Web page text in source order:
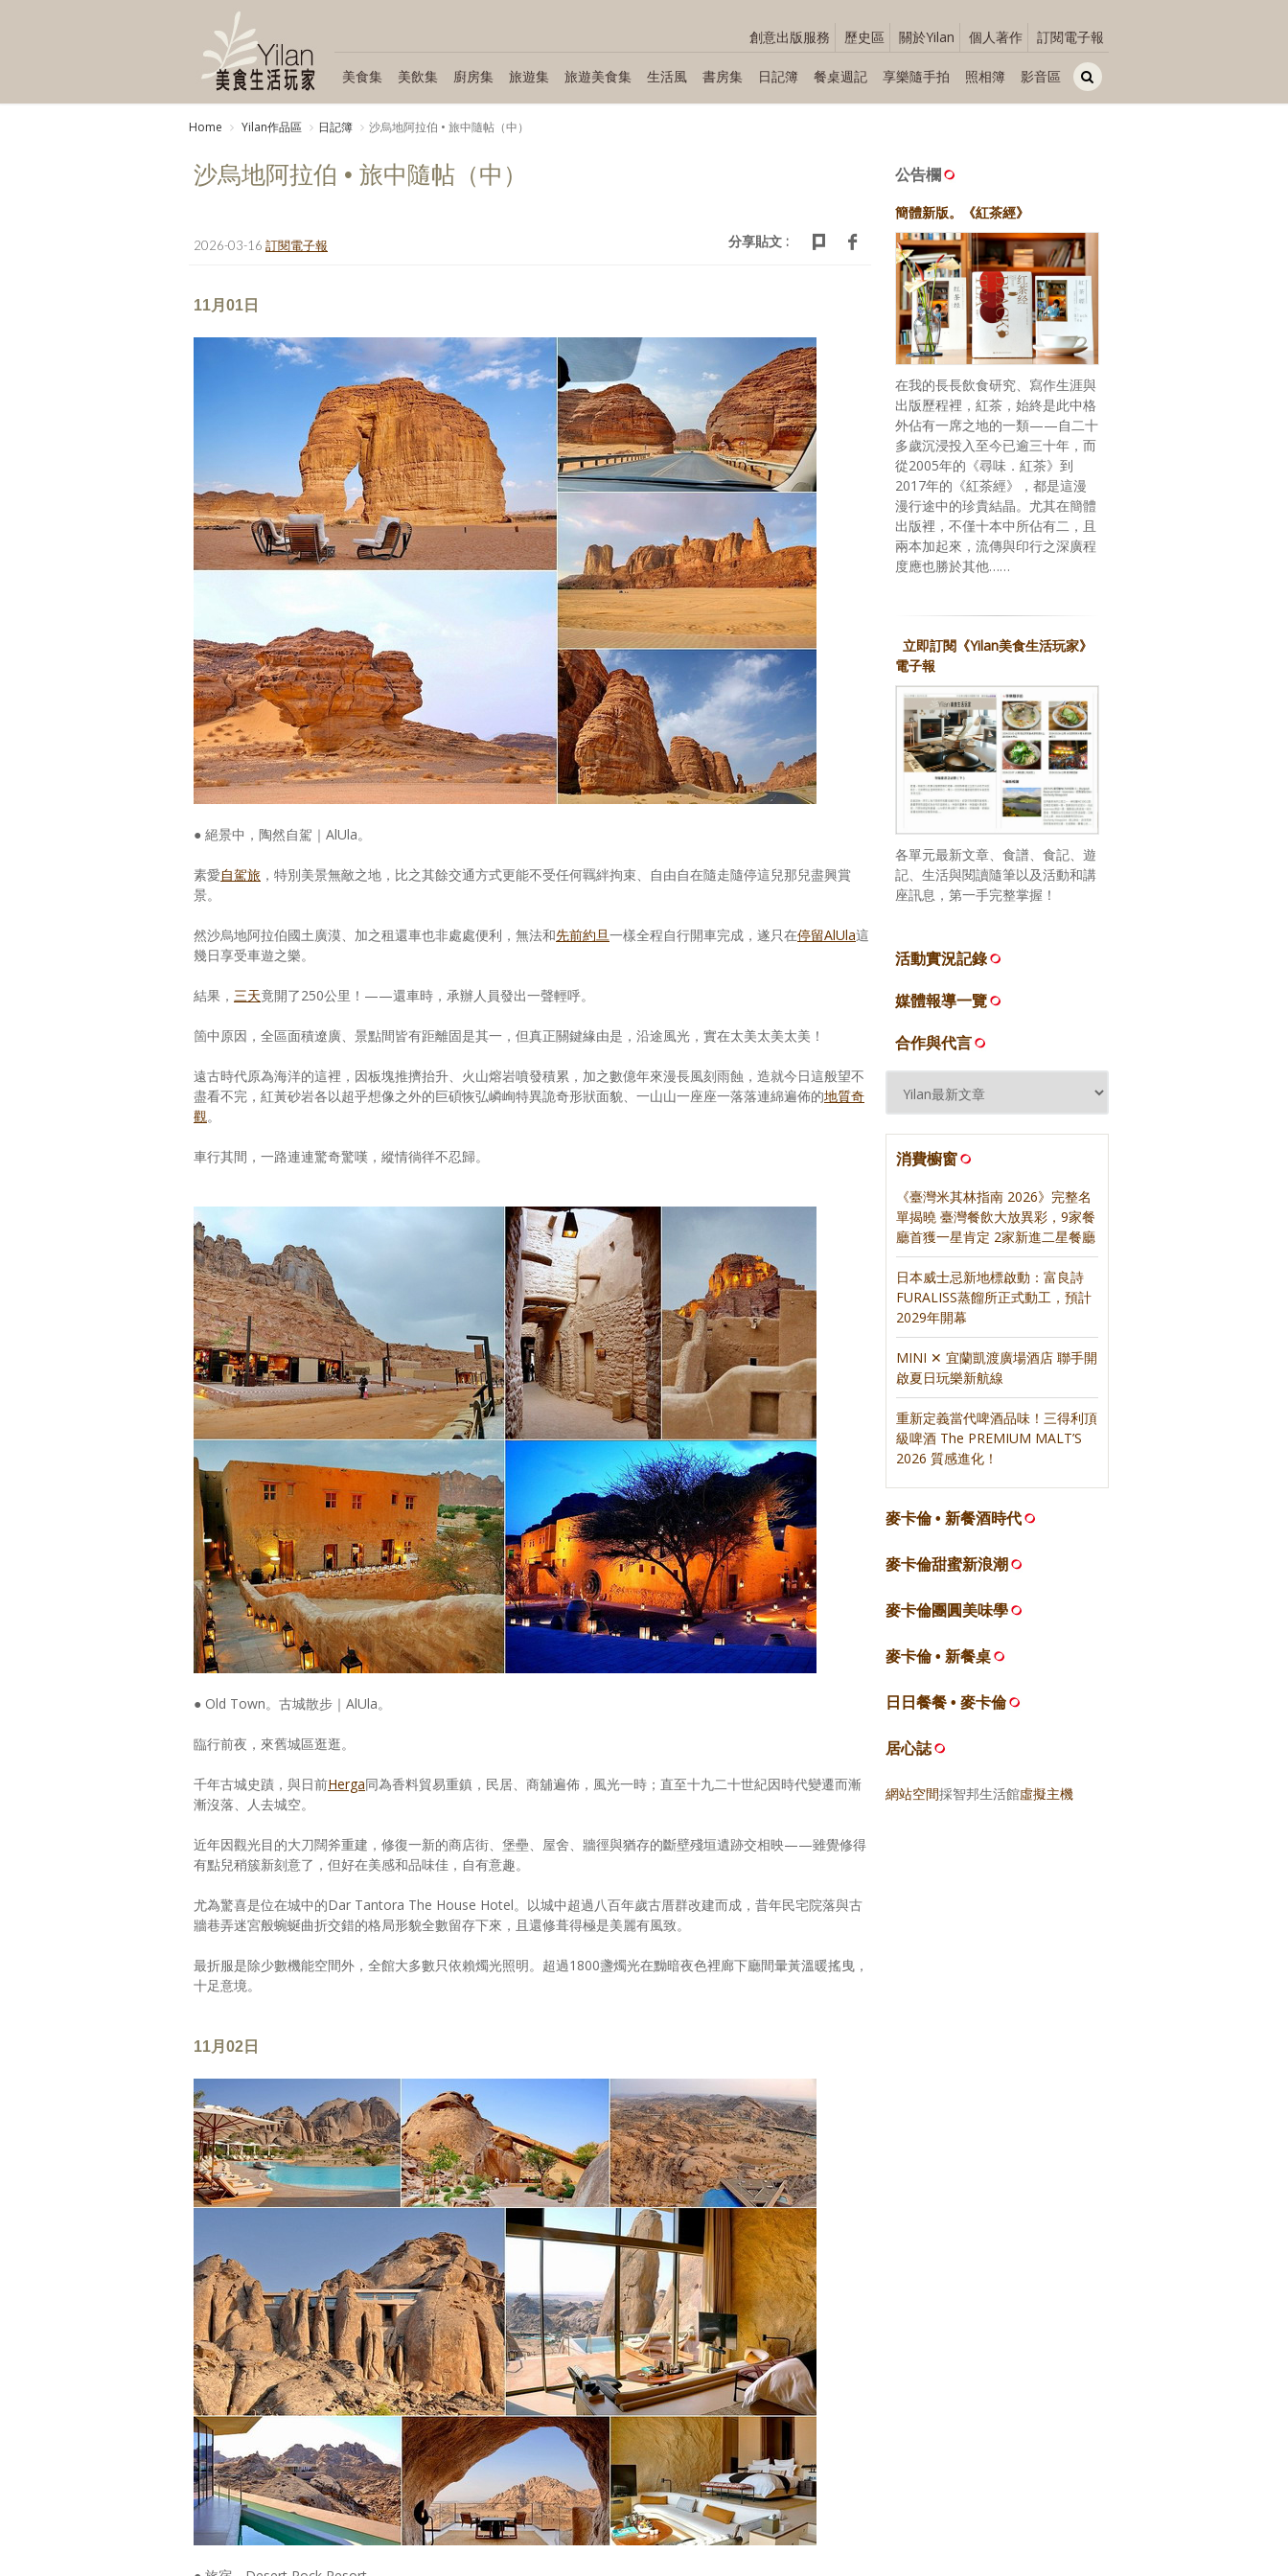
創意出版服務 歷史區 關於Yilan 個人著作 訂閱電子報
美食集 美飲集 廚房集 旅遊集 旅遊美食集 生活風 書房集 日記簿 餐桌週記 享樂隨手拍 照相簿 影音區
Home Yilan作品區 日記簿 沙烏地阿拉伯 • 旅中隨帖（中）
沙烏地阿拉伯 • 旅中隨帖（中）
2026-03-16 訂閱電子報 分享貼文 :
11月01日
● 絕景中，陶然自駕｜AlUla。
素愛自駕旅 ，特別美景無敵之地，比之其餘交通方式更能不受任何羈絆拘束、自由自在隨走隨停這兒那兒盡興賞
景。
然沙烏地阿拉伯國土廣漠、加之租還車也非處處便利，無法和先前約旦一樣全程自行開車完成，遂只在停留AlUla這
幾日享受車遊之樂。
結果， 三天竟開了250公里！——還車時，承辦人員發出一聲輕呼。
箇中原因，全區面積遼廣、景點間皆有距離固是其一，但真正關鍵緣由是，沿途風光，實在太美太美太美！
遠古時代原為海洋的這裡，因板塊推擠抬升、火山熔岩噴發積累，加之數億年來漫長風刻雨蝕，造就今日這般望不
盡看不完，紅黃砂岩各以超乎想像之外的巨碩恢弘嶙峋特異詭奇形狀面貌、一山山一座座一落落連綿遍佈的地質奇
觀。
車行其間，一路連連驚奇驚嘆，縱情徜徉不忍歸。
● Old Town。古城散步｜AlUla。
臨行前夜，來舊城區逛逛。
千年古城史蹟，與日前Herga同為香料貿易重鎮，民居、商舖遍佈，風光一時；直至十九二十世紀因時代變遷而漸
漸沒落、人去城空。
近年因觀光目的大刀闊斧重建，修復一新的商店街、堡壘、屋舍、牆徑與猶存的斷壁殘垣遺跡交相映——雖覺修得
有點兒稍簇新刻意了，但好在美感和品味佳，自有意趣。
尤為驚喜是位在城中的Dar Tantora The House Hotel。以城中超過八百年歲古厝群改建而成，昔年民宅院落與古
牆巷弄迷宮般蜿蜒曲折交錯的格局形貌全數留存下來，且還修葺得極是美麗有風致。
最折服是除少數機能空間外，全館大多數只依賴燭光照明。超過1800盞燭光在黝暗夜色裡廊下廳間暈黃溫暖搖曳，
十足意境。
11月02日
公告欄
簡體新版。《紅茶經》
在我的長長飲食研究、寫作生涯與
出版歷程裡，紅茶，始終是此中格
外佔有一席之地的一類——自二十
多歲沉浸投入至今已逾三十年，而
從2005年的《尋味．紅茶》到
2017年的《紅茶經》，都是這漫
漫行途中的珍貴結晶。尤其在簡體
出版裡，不僅十本中所佔有二，且
兩本加起來，流傳與印行之深廣程
度應也勝於其他……
立即訂閱《Yilan美食生活玩家》
電子報
各單元最新文章、食譜、食記、遊
記、生活與閱讀隨筆以及活動和講
座訊息，第一手完整掌握！
活動實況記錄
媒體報導一覽
合作與代言
消費櫥窗
《臺灣米其林指南 2026》完整名
單揭曉 臺灣餐飲大放異彩，9家餐
廳首獲一星肯定 2家新進二星餐廳
日本威士忌新地標啟動：富良詩
FURALISS蒸餾所正式動工，預計
2029年開幕
MINI ✕ 宜蘭凱渡廣場酒店 聯手開
啟夏日玩樂新航線
重新定義當代啤酒品味！三得利頂
級啤酒 The PREMIUM MALT’S
2026 質感進化！
麥卡倫 • 新餐酒時代
麥卡倫甜蜜新浪潮
麥卡倫團圓美味學
麥卡倫 • 新餐桌
日日餐餐 • 麥卡倫
居心誌
網站空間採智邦生活館虛擬主機